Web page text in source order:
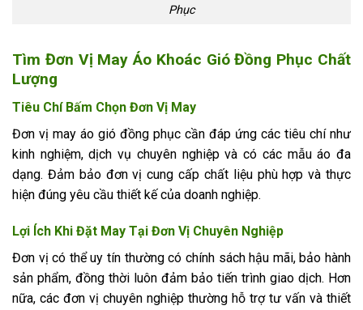
Phục
Tìm Đơn Vị May Áo Khoác Gió Đồng Phục Chất
Lượng
Tiêu Chí Bấm Chọn Đơn Vị May
Đơn vị may áo gió đồng phục cần đáp ứng các tiêu chí như
kinh nghiệm, dịch vụ chuyên nghiệp và có các mẫu áo đa
dạng. Đảm bảo đơn vị cung cấp chất liệu phù hợp và thực
hiện đúng yêu cầu thiết kế của doanh nghiệp.
Lợi Ích Khi Đặt May Tại Đơn Vị Chuyên Nghiệp
Đơn vị có thể uy tín thường có chính sách hậu mãi, bảo hành
sản phẩm, đồng thời luôn đảm bảo tiến trình giao dịch. Hơn
nữa, các đơn vị chuyên nghiệp thường hỗ trợ tư vấn và thiết